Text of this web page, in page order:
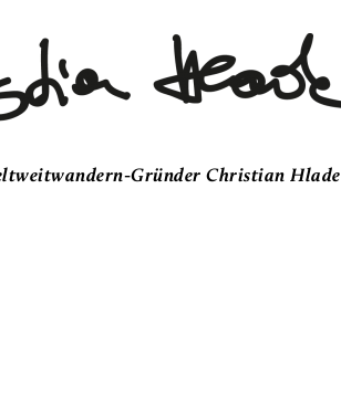
Gründer Christian Hlade